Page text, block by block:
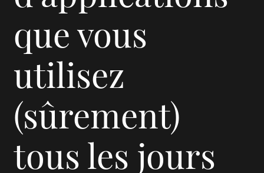
que vous
utilisez
(sûrement)
tous les jours